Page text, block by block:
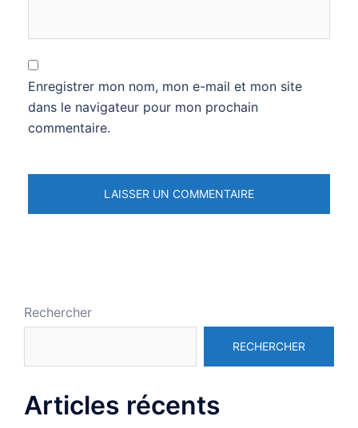
Enregistrer mon nom, mon e-mail et mon site
dans le navigateur pour mon prochain
commentaire.
Rechercher
RECHERCHER
Articles récents